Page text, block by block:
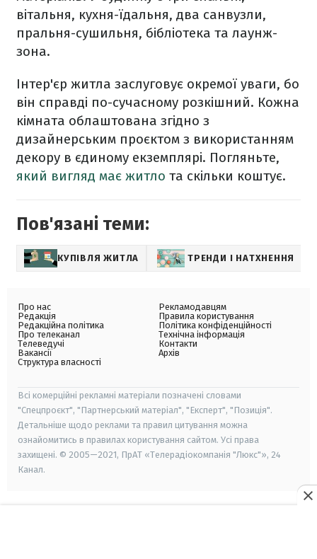
вітальня, кухня-їдальня, два санвузли,
пральня-сушильня, бібліотека та лаунж-
зона.
Інтер'єр житла заслуговує окремої уваги, бо
він справді по-сучасному розкішний. Кожна
кімната облаштована згідно з
дизайнерським проєктом з використанням
декору в єдиному екземплярі. Погляньте,
який вигляд має житло та скільки коштує.
Пов'язані теми:
КУПІВЛЯ ЖИТЛА ТРЕНДИ І НАТХНЕННЯ
Про нас
Редакція
Редакційна політика
Про телеканал
Телеведучі
Вакансії
Структура власності
Рекламодавцям
Правила користування
Політика конфіденційності
Технічна інформація
Контакти
Архів
Всі комерційні рекламні матеріали позначені словами
"Спецпроєкт", "Партнерський матеріал", "Експерт", "Позиція".
Детальніше щодо реклами та правил цитування можна
ознайомитись в правилах користування сайтом. Усі права
захищені. © 2005—2021, ПрАТ «Телерадіокомпанія "Люкс"», 24
Канал.